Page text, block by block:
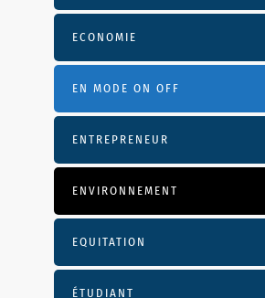
ECONOMIE
EN MODE ON OFF
ENTREPRENEUR
ENVIRONNEMENT
EQUITATION
ÉTUDIANT